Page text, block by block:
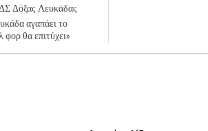
Δόξας Λευκάδας
αγαπάει το
φορ θα επιτύχει»